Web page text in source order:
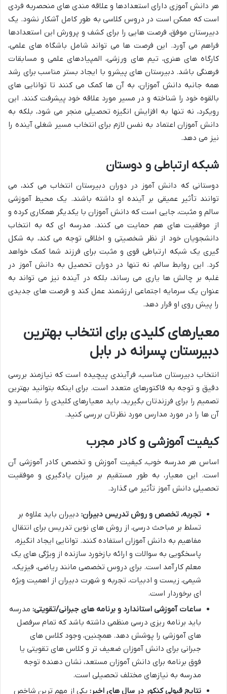
هر دانش آموزی دارای استعدادها و علاقه مندی های منحصربه فردی
است که ممکن است در دروس کلاسی به طور کامل آشکار نشود. یک
دبیرستان موفق، فرصت هایی را برای کشف و پرورش این استعدادها
فراهم می آورد. این فرصت ها می تواند شامل باشگاه های علمی،
کارگاه های هنری، تیم های ورزشی، المپیادهای علمی و مسابقات
فرهنگی باشد. دبیرستان های پیشرو با ایجاد بستر مناسب برای رشد
همه جانبه دانش آموزان، به آن ها کمک می کنند تا توانایی های
بالقوه خود را شناخته و در مسیر مورد علاقه خود پیشرفت کنند. این
رویکرد، نه تنها به افزایش انگیزه تحصیلی منجر می شود، بلکه به
دانش آموزان اعتماد به نفس لازم برای انتخاب مسیر شغلی آینده را
نیز می دهد.
شبکه ارتباطی و دوستان
دوستانی که دانش آموز در دوران دبیرستان انتخاب می کند، می
توانند تأثیر عمیقی بر آینده او داشته باشند. یک محیط آموزشی
سالم و مثبت، جایی است که دانش آموزان با یکدیگر همکاری کرده و
از موفقیت های هم حمایت می کنند. مدرسه ای که به انتخاب
دانشجویان خود از نظر شخصیتی و اخلاقی توجه می کند، به شکل
گیری یک شبکه ارتباطی قوی و مثبت برای فرزند شما کمک خواهد
کرد. این روابط سالم، نه تنها در دوران تحصیل به دانش آموز در
غلبه بر چالش ها یاری می رساند، بلکه در آینده نیز می تواند به
عنوان یک سرمایه اجتماعی ارزشمند عمل کند و فرصت های جدیدی
را پیش روی او قرار دهد.
معیارهای کلیدی برای انتخاب بهترین
دبیرستان پسرانه در بابل
انتخاب دبیرستان مناسب، فرآیندی پیچیده است که نیازمند بررسی
دقیق و توجه به فاکتورهای متعدد است. برای اینکه بتوانید بهترین
تصمیم را برای فرزندتان بگیرید، باید معیارهای کلیدی را بشناسید و
آن ها را در مورد مدارس مورد نظرتان بررسی کنید.
کیفیت آموزشی و کادر مجرب
اساس هر مدرسه خوب، کیفیت آموزش و تخصص کادر آموزشی آن
است. این معیار، به طور مستقیم بر میزان یادگیری و موفقیت
تحصیلی دانش آموز تأثیر می گذارد.
تجربه، تخصص و روش تدریس دبیران: دبیران باید علاوه بر
تسلط بر مباحث درسی، از روش های نوین تدریس برای انتقال
مفاهیم به دانش آموزان استفاده کنند. توانایی ایجاد انگیزه،
پاسخگویی به سوالات و ارائه بازخورد سازنده از ویژگی های یک
معلم کارآمد است. برای دروس تخصصی مانند ریاضی، فیزیک،
شیمی، زیست و ادبیات، تجربه و شهرت دبیران از اهمیت ویژه
ای برخوردار است.
ساعات آموزشی استاندارد و برنامه های جبرانی/تقویتی: مدرسه
باید برنامه ریزی درسی منظمی داشته باشد که تمام سرفصل
های آموزشی را پوشش دهد. همچنین، وجود کلاس های
جبرانی برای دانش آموزان ضعیف تر و کلاس های تقویتی یا
فوق برنامه برای دانش آموزان مستعد، نشان دهنده توجه
مدرسه به نیازهای مختلف تحصیلی است.
نتایج قبولی کنکور در سال های اخیر: یکی از مهم ترین شاخص